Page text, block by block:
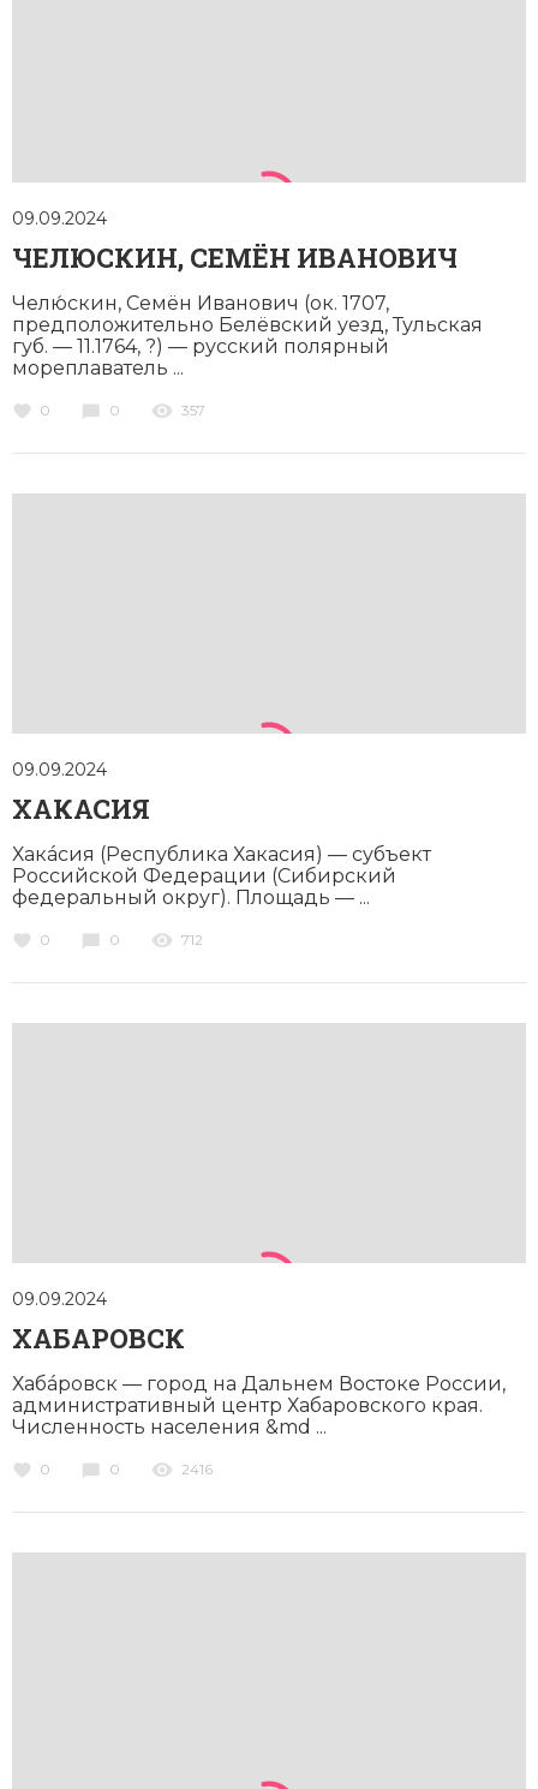
09.09.2024
ЧЕЛЮСКИН, СЕМЁН ИВАНОВИЧ
Челю́скин, Семён Иванович (ок. 1707,
предположительно Белёвский уезд, Тульская
губ. — 11.1764, ?) — русский полярный
мореплаватель ...
0 0 357
09.09.2024
ХАКАСИЯ
Хакáсия (Республика Хакасия) — субъект
Российской Федерации (Сибирский
федеральный округ). Площадь — ...
0 0 712
09.09.2024
ХАБАРОВСК
Хабáровск — город на Дальнем Востоке России,
административный центр Хабаровского края.
Численность населения &md ...
0 0 2416